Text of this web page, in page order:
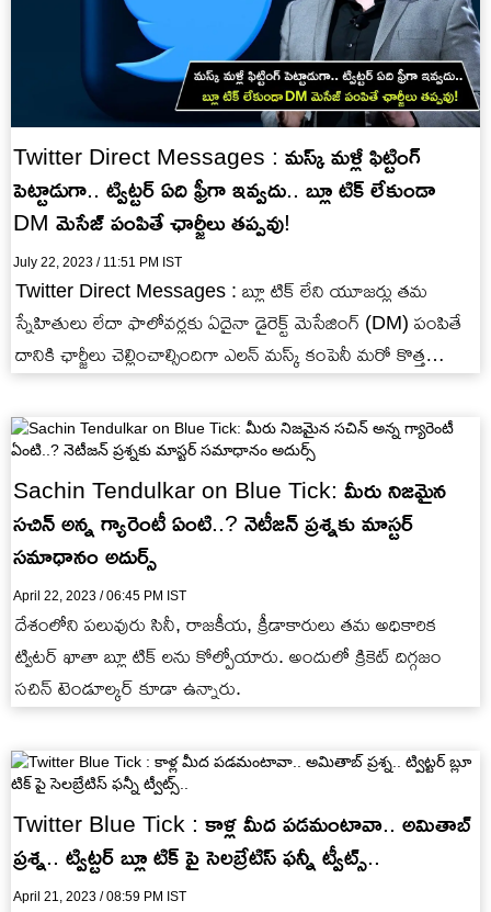
Twitter Direct Messages : మస్క్ మళ్లీ ఫిట్టింగ్
పెట్టాడుగా.. ట్విట్టర్ ఏది ఫ్రీగా ఇవ్వదు.. బ్లూ టిక్ లేకుండా
DM మెసేజ్ పంపితే ఛార్జీలు తప్పవు!
July 22, 2023 / 11:51 PM IST
Twitter Direct Messages : బ్లూ టిక్ లేని యూజర్లు తమ
స్నేహితులు లేదా ఫాలోవర్లకు ఏదైనా డైరెక్ట్ మెసేజింగ్ (DM) పంపితే
దానికి ఛార్జీలు చెల్లించాల్సిందిగా ఎలన్ మస్క్ కంపెనీ మరో కొత్త…
Sachin Tendulkar on Blue Tick: మీరు నిజ‌మైన
స‌చిన్ అన్న గ్యారెంటీ ఏంటి..? నెటీజ‌న్ ప్ర‌శ్న‌కు మాస్ట‌ర్
స‌మాధానం అదుర్స్‌
April 22, 2023 / 06:45 PM IST
దేశంలోని ప‌లువురు సినీ, రాజ‌కీయ‌, క్రీడాకారులు త‌మ అధికారిక
ట్విట‌ర్ ఖాతా బ్లూ టిక్ ల‌ను కోల్పోయారు. అందులో క్రికెట్ దిగ్గ‌జం
స‌చిన్ టెండూల్క‌ర్ కూడా ఉన్నారు.
Twitter Blue Tick : కాళ్ల మీద పడమంటావా.. అమితాబ్
ప్రశ్న.. ట్విట్టర్ బ్లూ టిక్ పై సెలబ్రేటిస్ ఫన్నీ ట్వీట్స్..
April 21, 2023 / 08:59 PM IST